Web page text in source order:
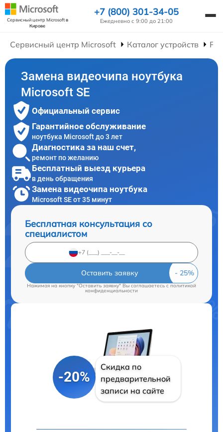
Сервисный центр Microsoftв
Кирове
+7 (800) 301-34-05
Ежедневно с 9:00 до 21:00
Сервисный центр Microsoft Каталог устройств
Замена видеочипа ноутбука
Microsoft SE
Официальный сервис
Гарантийное обслуживание
ноутбука Microsoft до 3 лет
Диагностика за наш счет,
ремонт по желанию
Бесплатный выезд курьера
в день обращения
Замена видеочипа ноутбука
Microsoft SE от 35 минут
Бесплатная консультация со
специалистом
Оставить заявку
Нажимая на кнопку "Оставить заявку" Вы соглашаетесь cполитикой
конфиденциальности
-20%
Скидка по
предварительной
записи на сайте